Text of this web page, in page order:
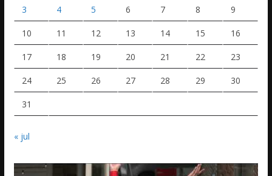
3 4 5 6 7 8 9
10 11 12 13 14 15 16
17 18 19 20 21 22 23
24 25 26 27 28 29 30
31
« jul